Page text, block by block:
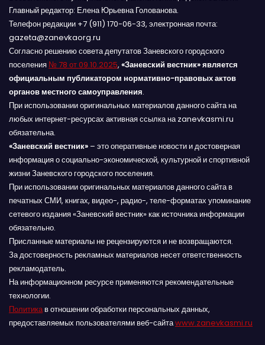
Главный редактор: Елена Юрьевна Голованова.
Телефон редакции +7 (911) 170-06-33, электронная почта:
gazeta@zanevkaorg.ru
Согласно решению совета депутатов Заневского городского
поселения № 78 от 09.10.2025, «Заневский вестник» является
официальным публикатором нормативно-правовых актов
органов местного самоуправления.
При использовании оригинальных материалов данного сайта на
любых интернет-ресурсах активная ссылка на zanevkasmi.ru
обязательна.
«Заневский вестник» – это оперативные новости и достоверная
информация о социально-экономической, культурной и спортивной
жизни Заневского городского поселения.
При использовании оригинальных материалов данного сайта в
печатных СМИ, книгах, видео-, радио-, теле-форматах упоминание
сетевого издания «Заневский вестник» как источника информации
обязательно.
Присланные материалы не рецензируются и не возвращаются.
За достоверность рекламных материалов несет ответственность
рекламодатель.
На информационном ресурсе применяются рекомендательные
технологии.
Политикав отношении обработки персональных данных,
предоставляемых пользователями веб-сайтаwww.zanevkasmi.ru